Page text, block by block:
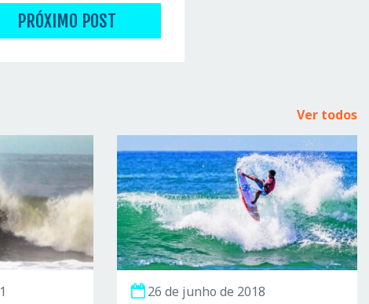
PRÓXIMO POST
Ver todos
26 de junho de 2018